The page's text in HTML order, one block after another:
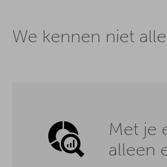
We kennen niet
Met je
alleen